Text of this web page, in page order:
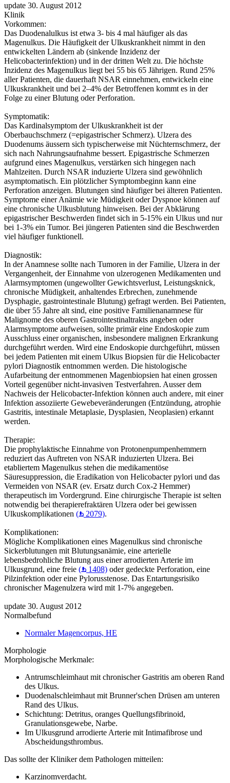
update 30. August 2012
Klinik
Vorkommen:
Das Duodenalulkus ist etwa 3- bis 4 mal häufiger als das
Magenulkus. Die Häufigkeit der Ulkuskrankheit nimmt in den
entwickelten Ländern ab (sinkende Inzidenz der
Helicobacterinfektion) und in der dritten Welt zu. Die höchste
Inzidenz des Magenulkus liegt bei 55 bis 65 Jährigen. Rund 25%
aller Patienten, die dauerhaft NSAR einnehmen, entwickeln eine
Ulkuskrankheit und bei 2–4% der Betroffenen kommt es in der
Folge zu einer Blutung oder Perforation.
Symptomatik:
Das Kardinalsymptom der Ulkuskrankheit ist der
Oberbauchschmerz (=epigastrischer Schmerz). Ulzera des
Duodenums äussern sich typischerweise mit Nüchternschmerz, der
sich nach Nahrungsaufnahme bessert. Epigastrische Schmerzen
aufgrund eines Magenulkus, verstärken sich hingegen nach
Mahlzeiten. Durch NSAR induzierte Ulzera sind gewöhnlich
asymptomatisch. Ein plötzlicher Symptombeginn kann eine
Perforation anzeigen. Blutungen sind häufiger bei älteren Patienten.
Symptome einer Anämie wie Müdigkeit oder Dyspnoe können auf
eine chronische Ulkusblutung hinweisen. Bei der Abklärung
epigastrischer Beschwerden findet sich in 5-15% ein Ulkus und nur
bei 1-3% ein Tumor. Bei jüngeren Patienten sind die Beschwerden
viel häufiger funktionell.
Diagnostik:
In der Anamnese sollte nach Tumoren in der Familie, Ulzera in der
Vergangenheit, der Einnahme von ulzerogenen Medikamenten und
Alarmsymptomen (ungewollter Gewichtsverlust, Leistungsknick,
chronische Müdigkeit, anhaltendes Erbrechen, zunehmende
Dysphagie, gastrointestinale Blutung) gefragt werden. Bei Patienten,
die über 55 Jahre alt sind, eine positive Familienanamnese für
Malignome des oberen Gastrointestinaltrakts angeben oder
Alarmsymptome aufweisen, sollte primär eine Endoskopie zum
Ausschluss einer organischen, insbesondere malignen Erkrankung
durchgeführt werden. Wird eine Endoskopie durchgeführt, müssen
bei jedem Patienten mit einem Ulkus Biopsien für die Helicobacter
pylori Diagnostik entnommen werden. Die histologische
Aufarbeitung der entnommenen Magenbiopsien hat einen grossen
Vorteil gegenüber nicht-invasiven Testverfahren. Ausser dem
Nachweis der Helicobacter-Infektion können auch andere, mit einer
Infektion assoziierte Gewebeveränderungen (Entzündung, atrophie
Gastritis, intestinale Metaplasie, Dysplasien, Neoplasien) erkannt
werden.
Therapie:
Die prophylaktische Einnahme von Protonenpumpenhemmern
reduziert das Auftreten von NSAR induzierten Ulzera. Bei
etabliertem Magenulkus stehen die medikamentöse
Säuresuppression, die Eradikation von Helicobacter pylori und das
Vermeiden von NSAR (ev. Ersatz durch Cox-2 Hemmer)
therapeutisch im Vordergrund. Eine chirurgische Therapie ist selten
notwendig bei therapierefraktären Ulzera oder bei gewissen
Ulkuskomplikationen ( 2079).
Komplikationen:
Mögliche Komplikationen eines Magenulkus sind chronische
Sickerblutungen mit Blutungsanämie, eine arterielle
lebensbedrohliche Blutung aus einer arrodierten Arterie im
Ulkusgrund, eine freie ( 1408) oder gedeckte Perforation, eine
Pilzinfektion oder eine Pylorusstenose. Das Entartungsrisiko
chronischer Magenulzera wird mit 1-7% angegeben.
update 30. August 2012
Normalbefund
Normaler Magencorpus, HE
Morphologie
Morphologische Merkmale:
Antrumschleimhaut mit chronischer Gastritis am oberen Rand
des Ulkus.
Duodenalschleimhaut mit Brunner'schen Drüsen am unteren
Rand des Ulkus.
Schichtung: Detritus, oranges Quellungsfibrinoid,
Granulationsgewebe, Narbe.
Im Ulkusgrund arrodierte Arterie mit Intimafibrose und
Abscheidungsthrombus.
Das sollte der Kliniker dem Pathologen mitteilen:
Karzinomverdacht.